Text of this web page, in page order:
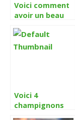
Voici comment
avoir un beau
entretien
Voici 4
champignons